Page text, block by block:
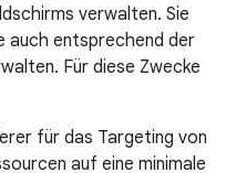
verwalten. Sie
auch entsprechend der
Für diese Zwecke
für das Targeting von
auf eine minimale